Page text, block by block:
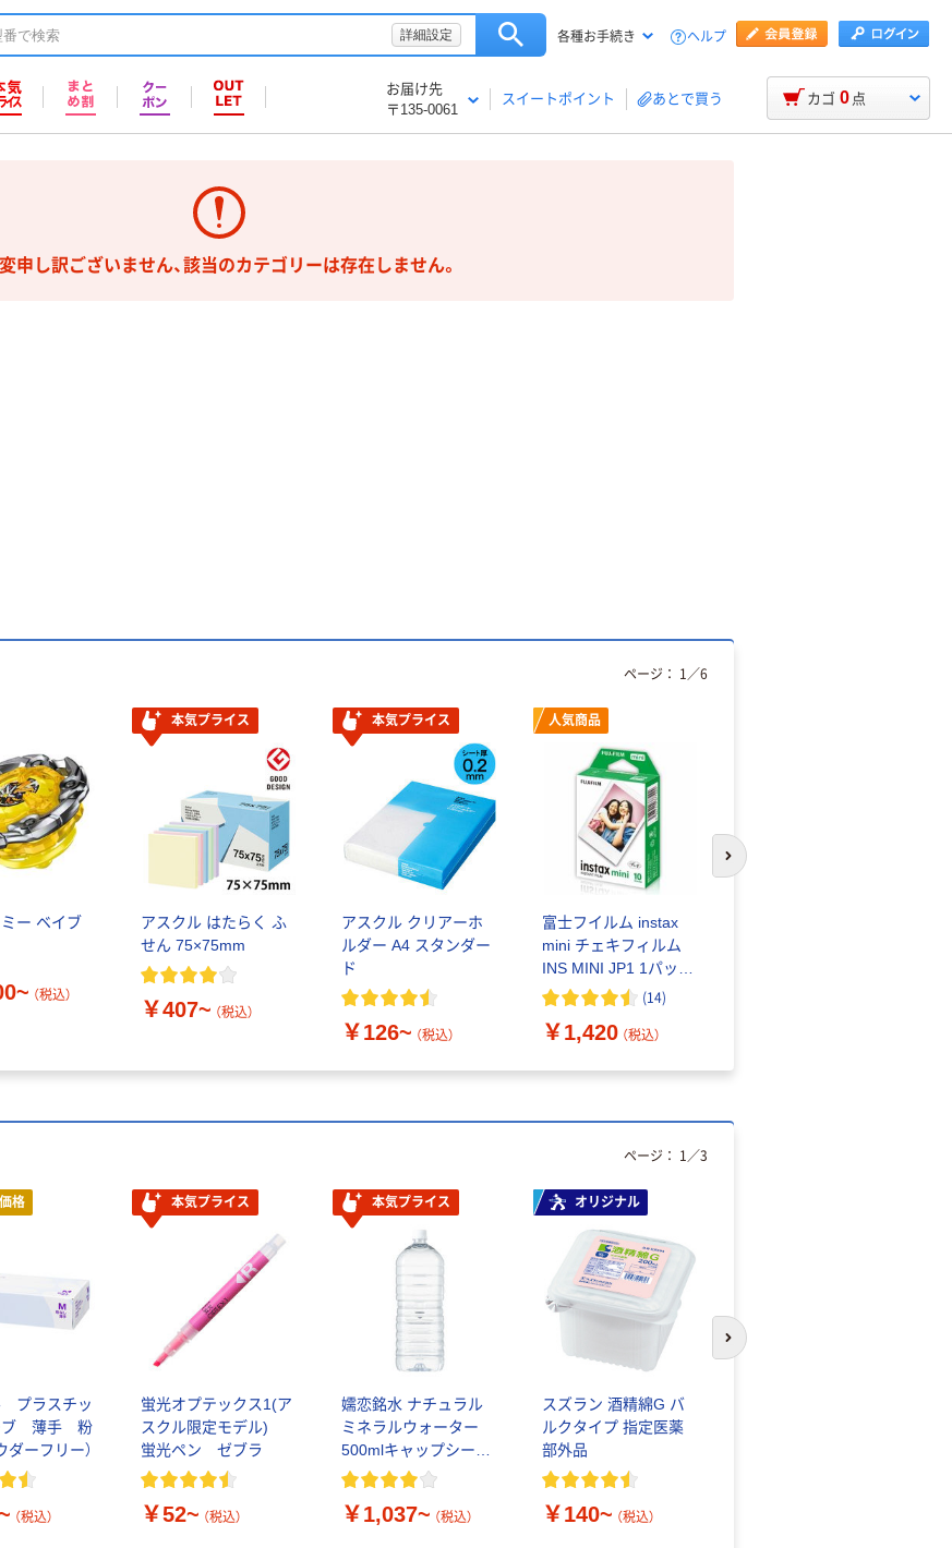
詳細設定 各種お手続き ヘルプ
お届け先
〒135-0061
スイートポイント あとで買う カゴ 0 点
申し訳ございません、該当のカテゴリーは存在しません。
ー ベイブ
（税込）
本気プライス
アスクル はたらく ふ
せん 75×75mm
￥407~ （税込）
本気プライス
アスクル クリアーホ
ルダー A4 スタンダー
ド
￥126~ （税込）
人気商品
富士フイルム instax
mini チェキフィルム
INS MINI JP1 1パック
（10枚入り）
(14)
￥1,420 （税込）
ページ： 1 ／6
次のスライドへ
格
プラスチッ
ブ 薄手 粉
ダーフリー）
（税込）
本気プライス
蛍光オプテックス1(ア
スクル限定モデル)
蛍光ペン ゼブラ
￥52~ （税込）
本気プライス
嬬恋銘水 ナチュラル
ミネラルウォーター
500mlキャップシール
付き／2Lラベルレス
￥1,037~ （税込）
オリジナル
スズラン 酒精綿G バ
ルクタイプ 指定医薬
部外品
￥140~ （税込）
ページ： 1 ／3
次のスライドへ